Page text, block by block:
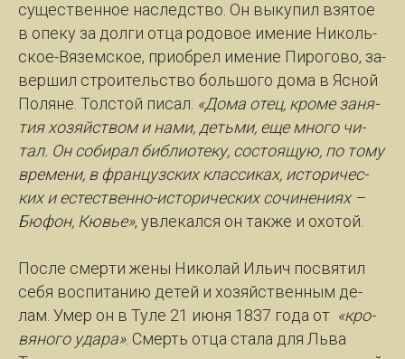
су­щест­вен­ное на­следст­во. Он вы­ку­пил взя­тое
в опе­ку за дол­ги от­ца ро­до­вое име­ние Ни­коль­
ское-Вя­зем­ское, при­о­брел име­ние Пи­ро­го­во, за­
вер­шил стро­и­тельст­во боль­шо­го до­ма в Яс­ной
По­ля­не. Толс­той пи­сал: «До­ма отец, кро­ме за­ня­
тия хо­зяйст­вом и на­ми, деть­ми, еще мно­го чи­
тал. Он со­би­рал биб­лио­те­ку, со­сто­я­щую, по то­му
вре­ме­ни, в фран­цуз­ских клас­си­ках, ис­то­ри­чес­
ких и ес­тест­вен­но-ис­то­ри­чес­ких со­чи­не­ни­ях –
Бю­фон, Кювье», увле­кал­ся он так­же и охо­той.
Пос­ле смер­ти же­ны Ни­ко­лай Иль­ич по­свя­тил
се­бя вос­пи­та­нию де­тей и хо­зяйст­вен­ным де­
лам. Умер он в Ту­ле 21 июня 1837 го­да от «кро­
вя­но­го уда­ра». Смерть от­ца ста­ла для Льва